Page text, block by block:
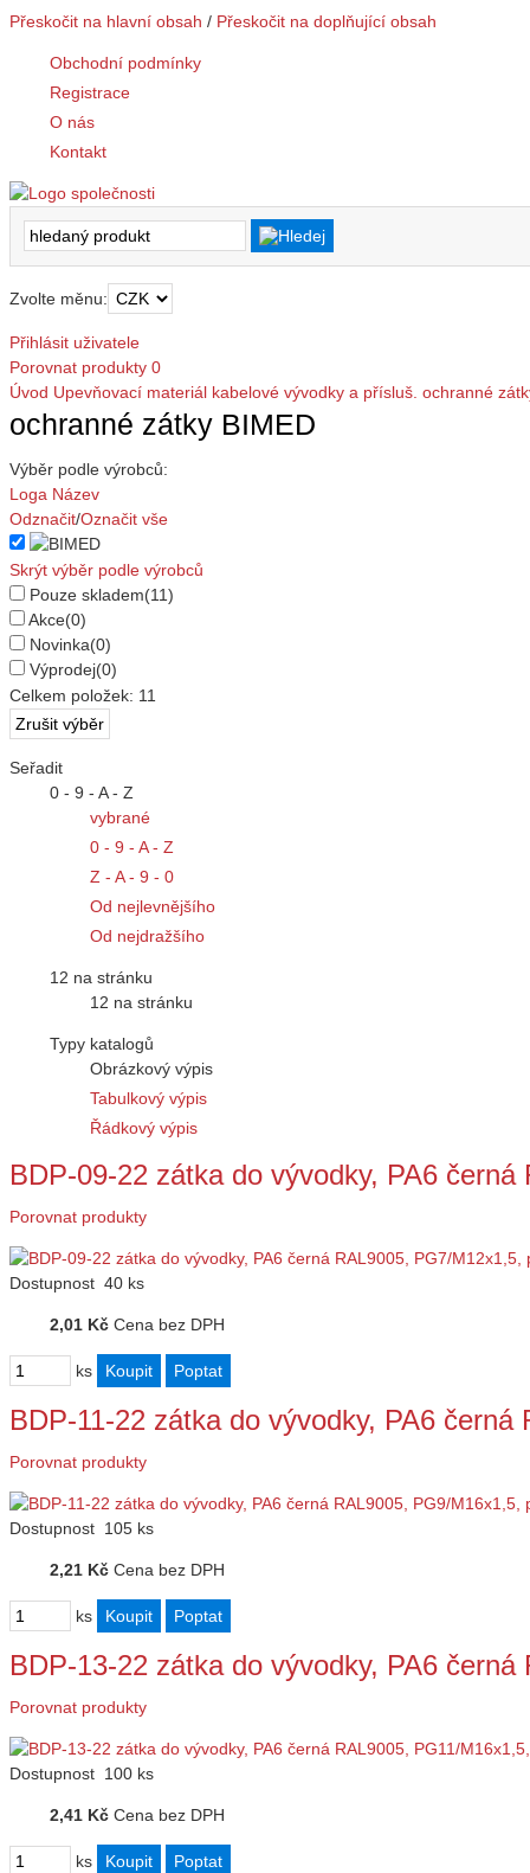
Přeskočit na hlavní obsah / Přeskočit na doplňující obsah
Obchodní podmínky
Registrace
O nás
Kontakt
Zvolte měnu:
Přihlásit uživatele
Porovnat produkty 0
Úvod Upevňovací materiál kabelové vývodky a přísluš. ochranné
ochranné zátky BIMED
Výběr podle výrobců:
Loga Název
Odznačit/Označit vše
Skrýt výběr podle výrobců
Pouze skladem(11)
Akce(0)
Novinka(0)
Výprodej(0)
Celkem položek: 11
Seřadit
0 - 9 - A - Z
vybrané
0 - 9 - A - Z
Z - A - 9 - 0
Od nejlevnějšího
Od nejdražšího
12 na stránku
12 na stránku
Typy katalogů
Obrázkový výpis
Tabulkový výpis
Řádkový výpis
BDP-09-22 zátka do vývodky, PA6
Porovnat produkty
Dostupnost 40 ks
2,01 Kč Cena bez DPH
ks
BDP-11-22 zátka do vývodky, PA6
Porovnat produkty
Dostupnost 105 ks
2,21 Kč Cena bez DPH
ks
BDP-13-22 zátka do vývodky, PA6
Porovnat produkty
Dostupnost 100 ks
2,41 Kč Cena bez DPH
ks